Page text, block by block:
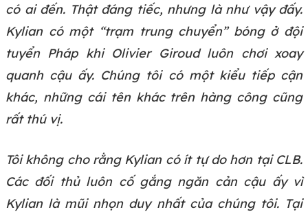
có ai đến. Thật đáng tiếc, nhưng là như vậy đấy.
Kylian có một “trạm trung chuyển” bóng ở đội
tuyển Pháp khi Olivier Giroud luôn chơi xoay
quanh cậu ấy. Chúng tôi có một kiểu tiếp cận
khác, những cái tên khác trên hàng công cũng
rất thú vị.
Tôi không cho rằng Kylian có ít tự do hơn tại CLB.
Các đối thủ luôn cố gắng ngăn cản cậu ấy vì
Kylian là mũi nhọn duy nhất của chúng tôi. Tại